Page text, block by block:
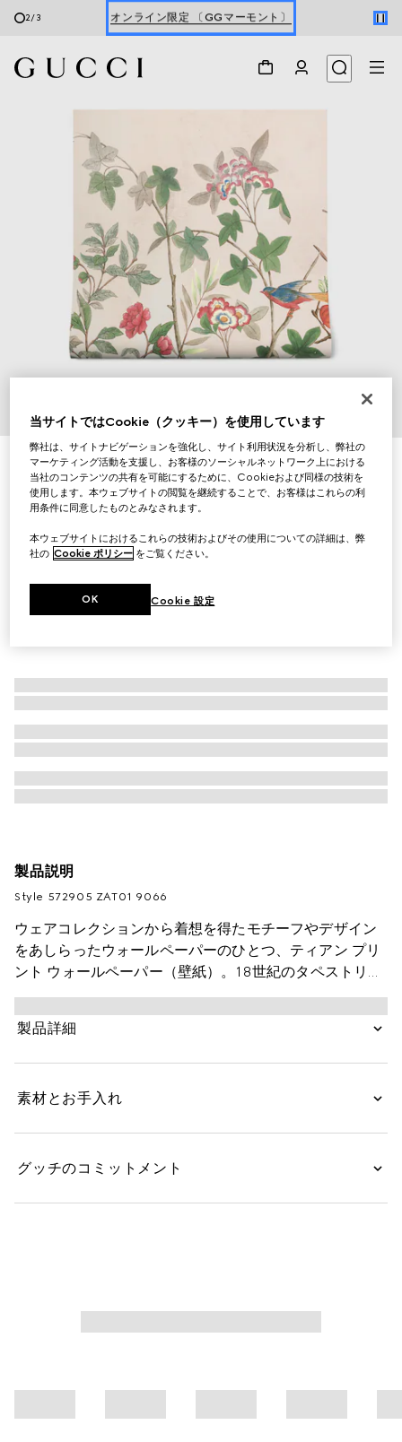
2/3 最新ウォレットウィメンズ＆メンズ
/3
ティアン プリント ウォールペーパー（壁紙）
￥85,800
（税込）
製品説明
Style ‎572905 ZAT01 9066
ウェアコレクションから着想を得たモチーフやデザイン
をあしらったウォールペーパーのひとつ、ティアン プリ
ント ウォールペーパー（壁紙）。18世紀のタペストリー
や屏風に描かれた中国の風景からインスピレーションを
得てデザインしたコンテンポラリーなフラワーモチーフ
が特徴です。花々やトンボ、蝶、ハチドリなどの虫や鳥
製品詳細
素材とお手入れ
グッチのコミットメント
当サイトではCookie（クッキー）を使用しています
弊社は、サイトナビゲーションを強化し、サイト利用状況を分析し、弊社の
マーケティング活動を支援し、お客様のソーシャルネットワーク上における
当社のコンテンツの共有を可能にするために、Cookieおよび同様の技術を
使用します。本ウェブサイトの閲覧を継続することで、お客様はこれらの利
用条件に同意したものとみなされます。
本ウェブサイトにおけるこれらの技術およびその使用についての詳細は、弊
社の Cookie ポリシー をご覧ください。
Cookie 設定
OK